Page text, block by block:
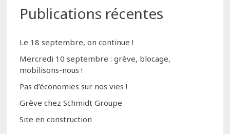
Publications récentes
Le 18 septembre, on continue !
Mercredi 10 septembre : grève, blocage,
mobilisons-nous !
Pas d’économies sur nos vies !
Grève chez Schmidt Groupe
Site en construction